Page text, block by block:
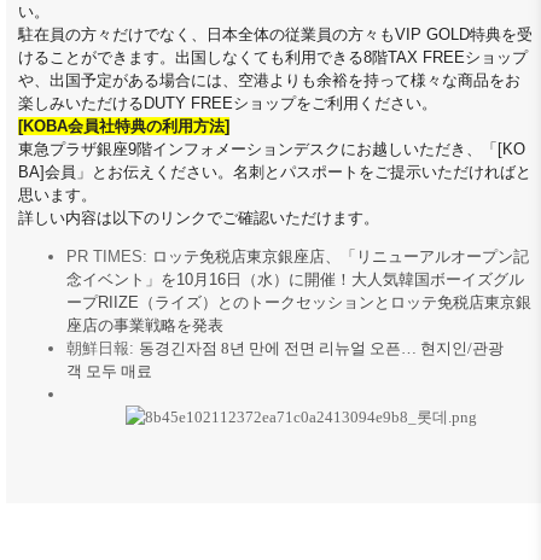
い。
駐在員の方 々 だけでなく、日本全体の従業員の方 々 もVIP GOLD特典を受
けることができます。出 国 しなくても利用できる8階TAX FREEショップ
や、出 国予定がある場合には、空港よりも余裕を持って様 々 な商品をお
楽 しみいただける DUTY FREEショップをご利用ください。
[KOBA会員社特典の利用方法]
東急プラザ銀座9階インフォメ ーションデスクにお越しいただき、「 [KO
BA]会 員」とお伝えください。名刺とパスポー トをご提示いただければと
思います。
詳しい内容は以下のリンクでご確認いただけます。
PR TIMES: ロッテ免税店東京銀座店、「リニュ ーアルオープン記
念イベント」を10月 16 日（水）に開催！大人気韓国ボーイズグル
ープRIIZE （ライズ）とのト ークセッションとロッテ免税店東京銀
座店の事業戦略を発表
朝鮮日報: 동경긴자점 8년 만에 전면 리뉴얼 오픈… 현지인/관광
객 모두 매료